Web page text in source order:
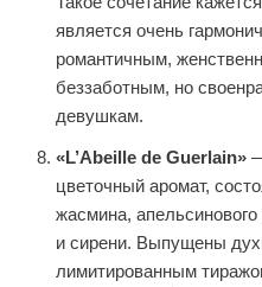
является очень
романтичным,
беззаботным, но
девушкам.
«L’Abeille de Guerlain»
цветочный аромат,
жасмина,
и сирени. Выпущены
лимитированным